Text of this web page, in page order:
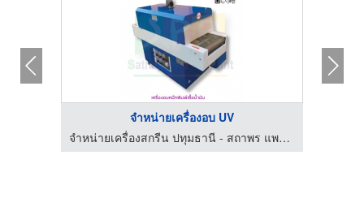
จำหน่ายเครื่องอบ UV
จำหน่ายเครื่องสกรีน ปทุมธานี - สถาพร แพด พริ้น